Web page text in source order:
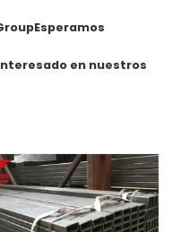
Esperamos
en nuestros